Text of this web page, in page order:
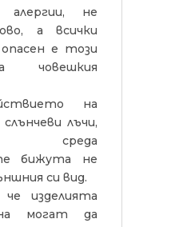
алергии, не
а всички
е този
човешкия
на
лъчи,
среда
бижута не
си вид.
изделията
могат да